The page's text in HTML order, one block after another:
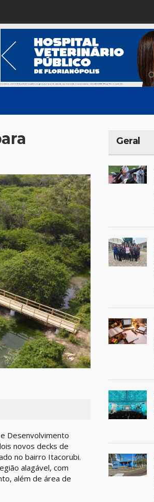
Desenvolvimento
novos decks de
no bairro Itacorubi.
alagável, com
além de área de
Geral